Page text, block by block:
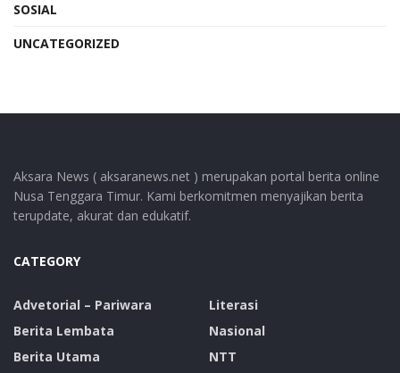
SOSIAL
UNCATEGORIZED
Aksara News ( aksaranews.net ) merupakan portal berita online
Nusa Tenggara Timur. Kami berkomitmen menyajikan berita
terupdate, akurat dan edukatif.
CATEGORY
Advetorial – Pariwara
Berita Lembata
Berita Utama
Literasi
Nasional
NTT